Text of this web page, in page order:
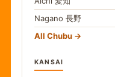
Nagano 長野
All Chubu
KANSAI